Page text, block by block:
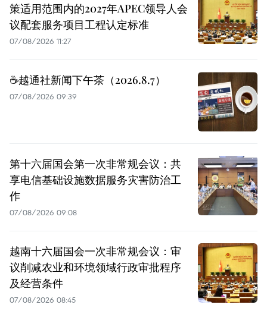
策适用范围内的2027年APEC领导人会
议配套服务项目工程认定标准
07/08/2026 11:27
☕️越通社新闻下午茶（2026.8.7）
07/08/2026 09:39
第十六届国会第一次非常规会议：共
享电信基础设施数据服务灾害防治工
作
07/08/2026 09:08
越南十六届国会一次非常规会议：审
议削减农业和环境领域行政审批程序
及经营条件
07/08/2026 08:45